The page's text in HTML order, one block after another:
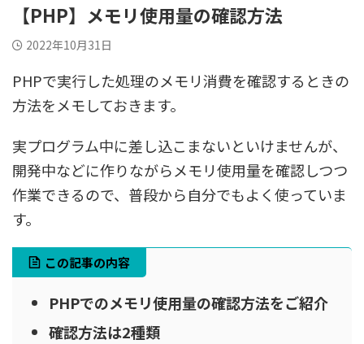
【PHP】メモリ使用量の確認方法
2022年10月31日
PHPで実行した処理のメモリ消費を確認するときの
方法をメモしておきます。
実プログラム中に差し込こまないといけませんが、
開発中などに作りながらメモリ使用量を確認しつつ
作業できるので、普段から自分でもよく使っていま
す。
この記事の内容
PHPでのメモリ使用量の確認方法をご紹介
確認方法は2種類